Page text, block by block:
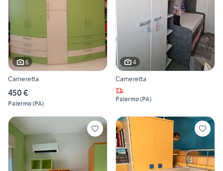
6
Cameretta
450 €
Palermo(PA)
4
Cameretta
Palermo(PA)